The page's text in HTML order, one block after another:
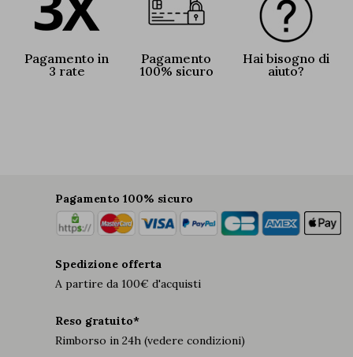
Pagamento in
3 rate
Pagamento
100% sicuro
Hai bisogno di
aiuto?
Pagamento 100% sicuro
Spedizione offerta
A partire da 100€ d'acquisti
Reso gratuito*
Rimborso in 24h (vedere condizioni)